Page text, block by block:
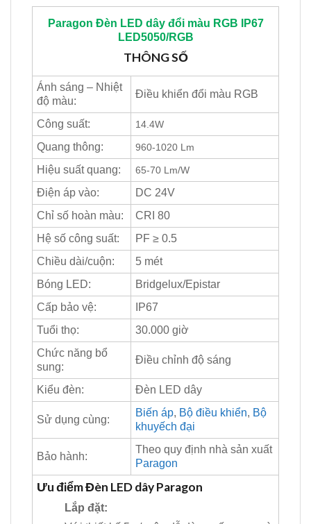
Paragon Đèn LED dây đổi màu RGB IP67
LED5050/RGB
THÔNG SỐ
Ánh sáng – Nhiệt
độ màu:
Điều khiển đổi màu RGB
Công suất: 14.4W
Quang thông: 960-1020 Lm
Hiệu suất quang: 65-70 Lm/W
Điện áp vào:
DC 24V
Chỉ số hoàn màu:
CRI 80
Hệ số công suất:
PF ≥ 0.5
Chiều dài/cuộn:
5 mét
Bóng LED:
Bridgelux/Epistar
Cấp bảo vệ:
IP67
Tuổi thọ:
30.000 giờ
Chức năng bổ
sung:
Điều chỉnh độ sáng
Kiểu đèn: Đèn LED dây
Sử dụng cùng:
Biến áp, Bộ điều khiển, Bộ
khuyếch đại
Bảo hành:
Theo quy định nhà sản xuất
Paragon
Ưu điểm Đèn LED dây Paragon
Lắp đặt: